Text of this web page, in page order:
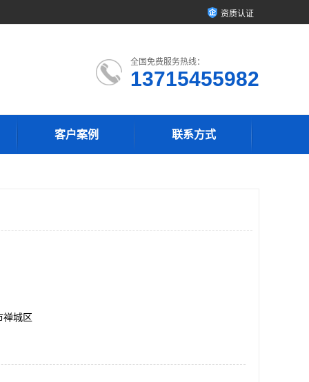
资质认证
全国免费服务热线：
13715455982
客户案例 联系方式
禅城区